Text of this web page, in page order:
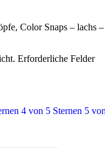
Color Snaps – lachs –
Erforderliche Felder
4 von 5 Sternen 5